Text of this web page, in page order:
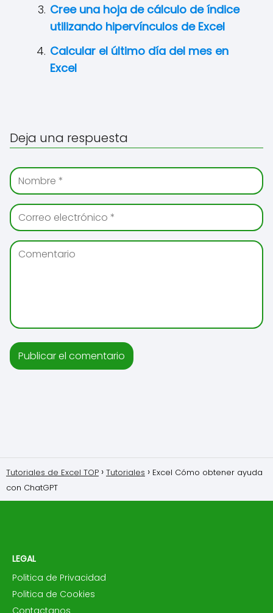
Cree una hoja de cálculo de índice
utilizando hipervínculos de Excel
Calcular el último día del mes en
Excel
Deja una respuesta
Tutoriales de Excel TOP Tutoriales
Excel Cómo obtener ayuda
con ChatGPT
LEGAL
Politica de Privacidad
Politica de Cookies
Contactanos